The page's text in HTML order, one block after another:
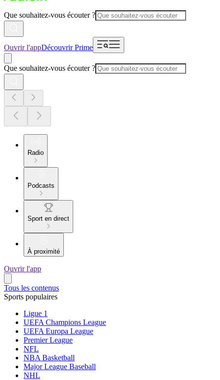
Que souhaitez-vous écouter ?
Ouvrir l'appDécouvrir Prime
Que souhaitez-vous écouter ?
Radio
Podcasts
Sport en direct
À proximité
Ouvrir l'app
Tous les contenus
Sports populaires
Ligue 1
UEFA Champions League
UEFA Europa League
Premier League
NFL
NBA Basketball
Major League Baseball
NHL